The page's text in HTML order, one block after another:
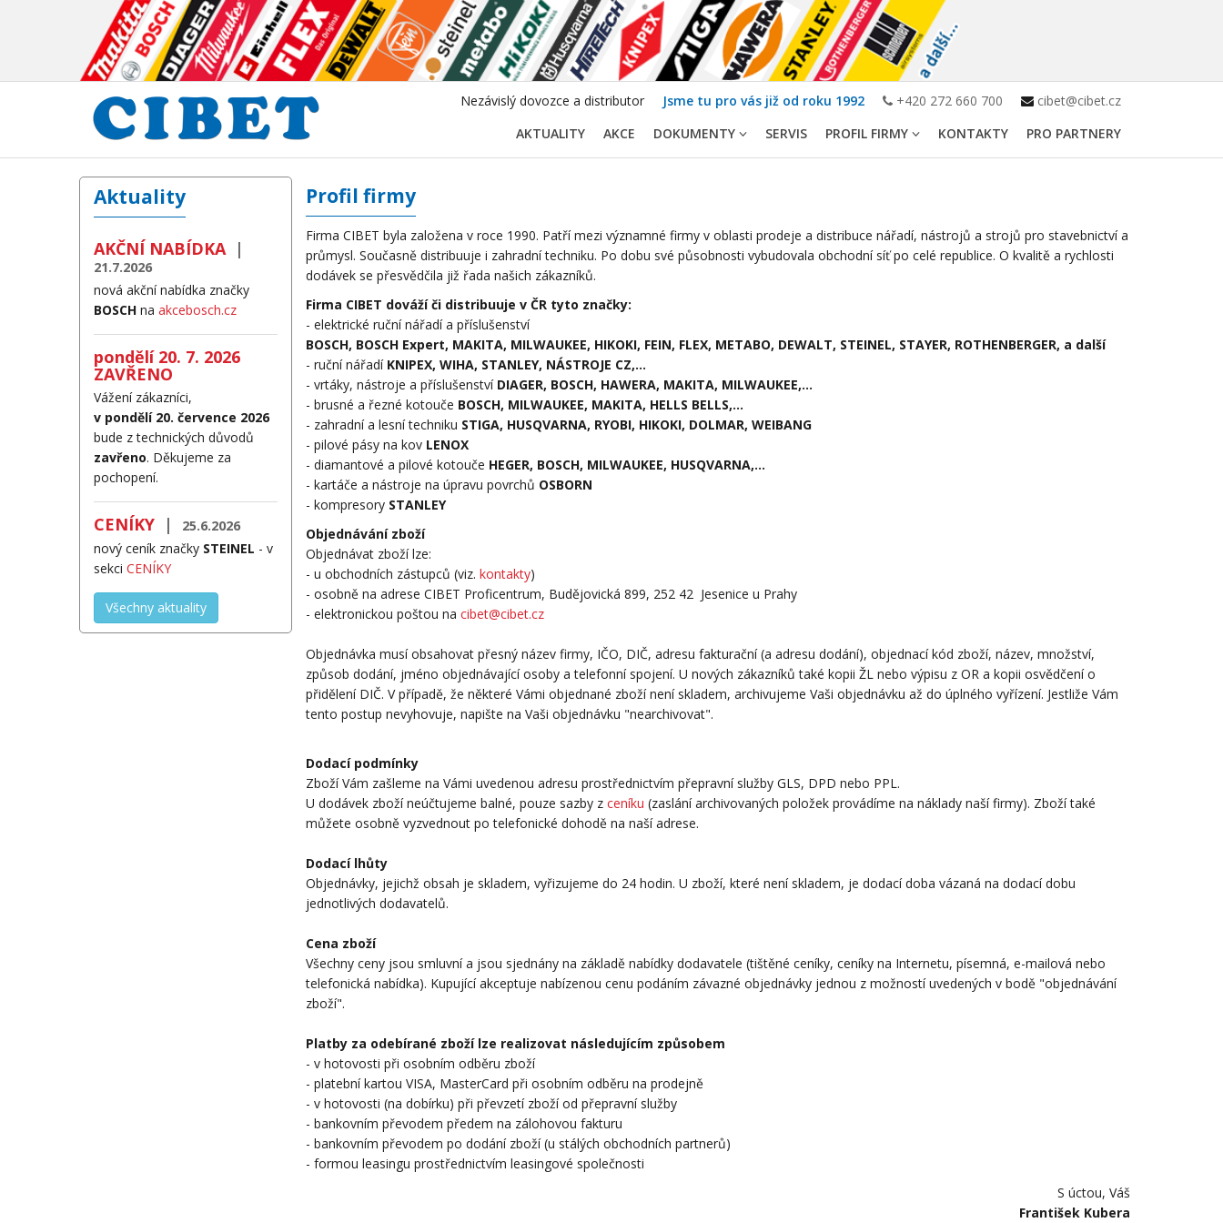
cibet@cibet.cz
+420 272 660 700
Jsme tu pro vás již od roku 1992
Nezávislý dovozce a distributor
AKTUALITY
AKCE DOKUMENTY SERVIS PROFIL FIRMY KONTAKTY PRO PARTNERY
Aktuality
AKČNÍ NABÍDKA|
21.7.2026
nová akční nabídka značky
BOSCH na akcebosch.cz
pondělí 20. 7. 2026
ZAVŘENO
Vážení zákazníci,
v pondělí 20. července 2026
bude z technických důvodů
zavřeno. Děkujeme za
pochopení.
CENÍKY |
25.6.2026
nový ceník značky STEINEL - v
sekci CENÍKY
Všechny aktuality
Profil firmy
Firma CIBET byla založena v roce 1990. Patří mezi významné firmy v oblasti prodeje a distribuce nářadí, nástrojů a strojů pro stavebnictví a
průmysl. Současně distribuuje i zahradní techniku. Po dobu své působnosti vybudovala obchodní síť po celé republice. O kvalitě a rychlosti
dodávek se přesvědčila již řada našich zákazníků.
Firma CIBET dováží či distribuuje v ČR tyto značky:
- elektrické ruční nářadí a příslušenství
BOSCH, BOSCH Expert, MAKITA, MILWAUKEE, HIKOKI, FEIN, FLEX, METABO, DEWALT, STEINEL, STAYER, ROTHENBERGER, a další
- ruční nářadí KNIPEX, WIHA, STANLEY, NÁSTROJE CZ,...
- vrtáky, nástroje a příslušenství DIAGER, BOSCH, HAWERA, MAKITA, MILWAUKEE,...
- brusné a řezné kotouče BOSCH, MILWAUKEE, MAKITA, HELLS BELLS,...
- zahradní a lesní techniku STIGA, HUSQVARNA, RYOBI, HIKOKI, DOLMAR, WEIBANG
- pilové pásy na kov LENOX
- diamantové a pilové kotouče HEGER, BOSCH, MILWAUKEE, HUSQVARNA,...
- kartáče a nástroje na úpravu povrchů OSBORN
- kompresory STANLEY
Objednávání zboží
Objednávat zboží lze:
- u obchodních zástupců (viz. kontakty)
- osobně na adrese CIBET Proficentrum, Budějovická 899, 252 42 Jesenice u Prahy
- elektronickou poštou na cibet@cibet.cz
Objednávka musí obsahovat přesný název firmy, IČO, DIČ, adresu fakturační (a adresu dodání), objednací kód zboží, název, množství,
způsob dodání, jméno objednávající osoby a telefonní spojení. U nových zákazníků také kopii ŽL nebo výpisu z OR a kopii osvědčení o
přidělení DIČ. V případě, že některé Vámi objednané zboží není skladem, archivujeme Vaši objednávku až do úplného vyřízení. Jestliže Vám
tento postup nevyhovuje, napište na Vaši objednávku "nearchivovat".
Dodací podmínky
Zboží Vám zašleme na Vámi uvedenou adresu prostřednictvím přepravní služby GLS, DPD nebo PPL.
U dodávek zboží neúčtujeme balné, pouze sazby z ceníku (zaslání archivovaných položek provádíme na náklady naší firmy). Zboží také
můžete osobně vyzvednout po telefonické dohodě na naší adrese.
Dodací lhůty
Objednávky, jejichž obsah je skladem, vyřizujeme do 24 hodin. U zboží, které není skladem, je dodací doba vázaná na dodací dobu
jednotlivých dodavatelů.
Cena zboží
Všechny ceny jsou smluvní a jsou sjednány na základě nabídky dodavatele (tištěné ceníky, ceníky na Internetu, písemná, e-mailová nebo
telefonická nabídka). Kupující akceptuje nabízenou cenu podáním závazné objednávky jednou z možností uvedených v bodě "objednávání
zboží".
Platby za odebírané zboží lze realizovat následujícím způsobem
- v hotovosti při osobním odběru zboží
- platební kartou VISA, MasterCard při osobním odběru na prodejně
- v hotovosti (na dobírku) při převzetí zboží od přepravní služby
- bankovním převodem předem na zálohovou fakturu
- bankovním převodem po dodání zboží (u stálých obchodních partnerů)
- formou leasingu prostřednictvím leasingové společnosti
S úctou, Váš
František Kubera